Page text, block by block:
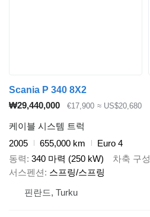
Scania P 340 8X2
₩29,440,000
€17,900 ≈ US$20,680
케이블 시스템 트럭
2005
655,000 km
Euro 4
동력 340 마력 (250 kW) 차축 구성
서스펜션
스프링/스프링
핀란드, Turku